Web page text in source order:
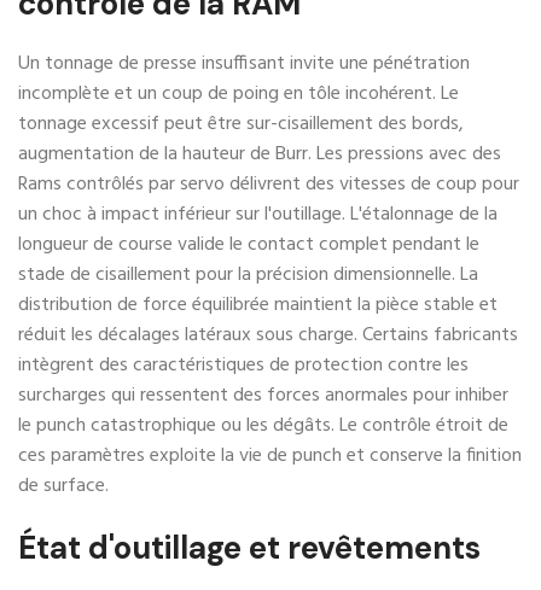
Un tonnage de presse insuffisant invite une pénétration
incomplète et un coup de poing en tôle incohérent. Le
tonnage excessif peut être sur-cisaillement des bords,
augmentation de la hauteur de Burr. Les pressions avec des
Rams contrôlés par servo délivrent des vitesses de coup pour
un choc à impact inférieur sur l'outillage. L'étalonnage de la
longueur de course valide le contact complet pendant le
stade de cisaillement pour la précision dimensionnelle. La
distribution de force équilibrée maintient la pièce stable et
réduit les décalages latéraux sous charge. Certains fabricants
intègrent des caractéristiques de protection contre les
surcharges qui ressentent des forces anormales pour inhiber
le punch catastrophique ou les dégâts. Le contrôle étroit de
ces paramètres exploite la vie de punch et conserve la finition
de surface.
État d'outillage et revêtements